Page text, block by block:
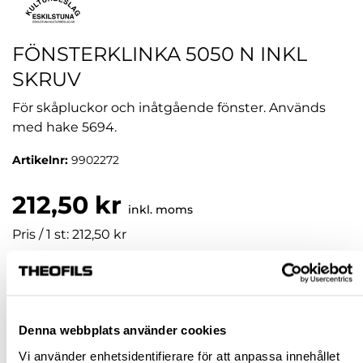
Denna webbplats använder cookies
Vi använder enhetsidentifierare för att anpassa innehållet
FÖNSTERKLINKA 5050 N INKL
SKRUV
För skåpluckor och inåtgående fönster. Används
med hake 5694.
Artikelnr: 9902272
212,50 kr inkl. moms
Pris / 1 st: 212,50 kr
st